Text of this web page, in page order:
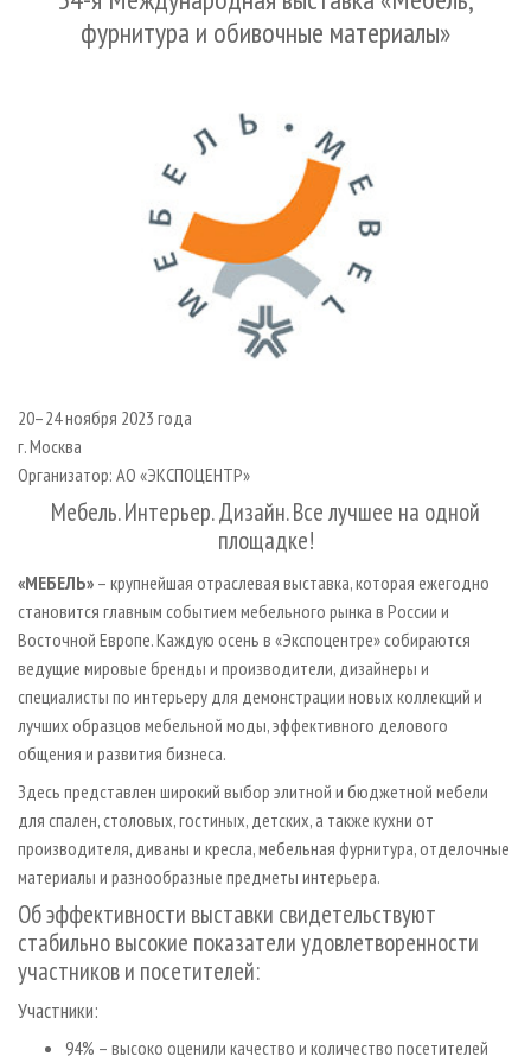
СУШКА ДРЕВЕСИНЫ
ПРОИЗВОДСТВО ДРЕВЕСНЫХ ПЛИТ
ПРОИЗВОДСТВО МЕБЕЛИ
БИОЭНЕРГЕТИКА
ИНСТРУМЕНТ И МАТЕРИАЛЫ
ПЕРСОНЫ
МОБИЛЬНЫЕ ВЫСТАВКИ
ПРИОРИТЕТНЫЕ ИНВЕСТПРОЕКТЫ
RUSSIAN FORESTRY REVIEW
ГАЗЕТА ЛЕСПРОМФОРУМ
БИБЛИОТЕКА СПЕЦИАЛИСТА
КОНТАКТЫ
РЕКЛАМА
фурнитура и обивочные материалы»
20–24 ноября 2023 года
г. Москва
Организатор: АО «ЭКСПОЦЕНТР»
Мебель. Интерьер. Дизайн. Все лучшее на одной
площадке!
«МЕБЕЛЬ» – крупнейшая отраслевая выставка, которая ежегодно
становится главным событием мебельного рынка в России и
Восточной Европе. Каждую осень в «Экспоцентре» собираются
ведущие мировые бренды и производители, дизайнеры и
специалисты по интерьеру для демонстрации новых коллекций и
лучших образцов мебельной моды, эффективного делового
общения и развития бизнеса.
Здесь представлен широкий выбор элитной и бюджетной мебели
для спален, столовых, гостиных, детских, а также кухни от
производителя, диваны и кресла, мебельная фурнитура, отделочные
материалы и разнообразные предметы интерьера.
Об эффективности выставки свидетельствуют
стабильно высокие показатели удовлетворенности
участников и посетителей:
Участники:
94% – высоко оценили качество и количество посетителей